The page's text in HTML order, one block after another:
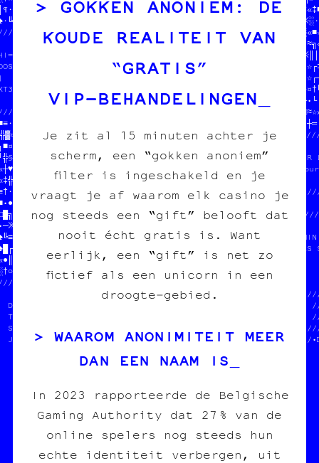
//
DONNE-NOUS  //
PO/////////////////////////////┼/
// ME//                           /
DU POGNON  $$$      //N-C//  JEAN-CHAT ET MOOMIN    ¤☆//
COPIE CARBONE ASBL  //   //  ONT MANGÉ TOUS LES SOUS  //
///////  EN CROQUETTES          •·/
·♥░//  HELP HELP              │§/
////////////////////////////////             //
/////////////////
100% transwallon          //
100% légal                /
mieux que sur le darkweb  //
/╚┐♥♦«»//  SOUTENIR
▒†≡«≡//  tout
////
SOUTENIR LE PROJET       ♠  ♣/
tout pour l'image imprim░♥ ♣//
□
//╗╚░└≡//  JEAN-CHAT ET
♠─★♣╚//  ONT MANGÉ TOUS╝●≡S
EN
HELP
•//
//            //╬//
DONNE-NOUS  //on          //♥//  tout pour l'image imprimée
TON POGNON  //            //└//
STP MERCI   //le darkweb  //
JEAN-CHAT   //            //░////////////////////////////////
KOUDE REALITEIT VAN
“GRATIS”
VIP‑BEHANDELINGEN
Je zit al 15 minuten achter je
scherm, een “gokken anoniem”
filter is ingeschakeld en je
vraagt je af waarom elk casino je
nog steeds een “gift” belooft dat
nooit écht gratis is. Want
eerlijk, een “gift” is net zo
fictief als een unicorn in een
droogte‑gebied.
WAAROM ANONIMITEIT MEER
DAN EEN NAAM IS
In 2023 rapporteerde de Belgische
Gaming Authority dat 27 % van de
online spelers nog steeds hun
echte identiteit verbergen, uit